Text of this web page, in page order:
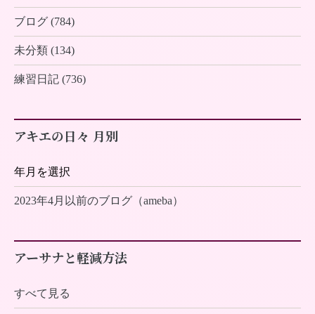
ブログ (784)
未分類 (134)
練習日記 (736)
アキエの日々 月別
2023年4月以前のブログ（ameba）
アーサナと軽減方法
すべて見る